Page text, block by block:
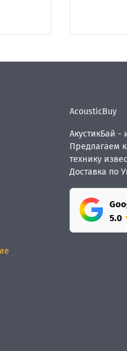
AcousticBuy
АкустикБай -
Предлагаем
технику
Доставка по
5.0